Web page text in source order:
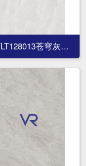
苍穹灰